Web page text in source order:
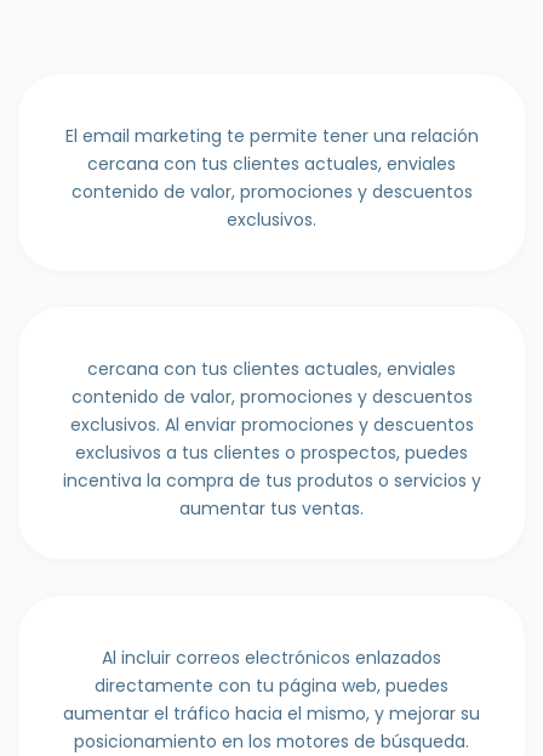
El email marketing te permite tener una relación
cercana con tus clientes actuales, enviales
contenido de valor, promociones y descuentos
exclusivos.
cercana con tus clientes actuales, enviales
contenido de valor, promociones y descuentos
exclusivos. Al enviar promociones y descuentos
exclusivos a tus clientes o prospectos, puedes
incentiva la compra de tus produtos o servicios y
aumentar tus ventas.
Al incluir correos electrónicos enlazados
directamente con tu página web, puedes
aumentar el tráfico hacia el mismo, y mejorar su
posicionamiento en los motores de búsqueda.